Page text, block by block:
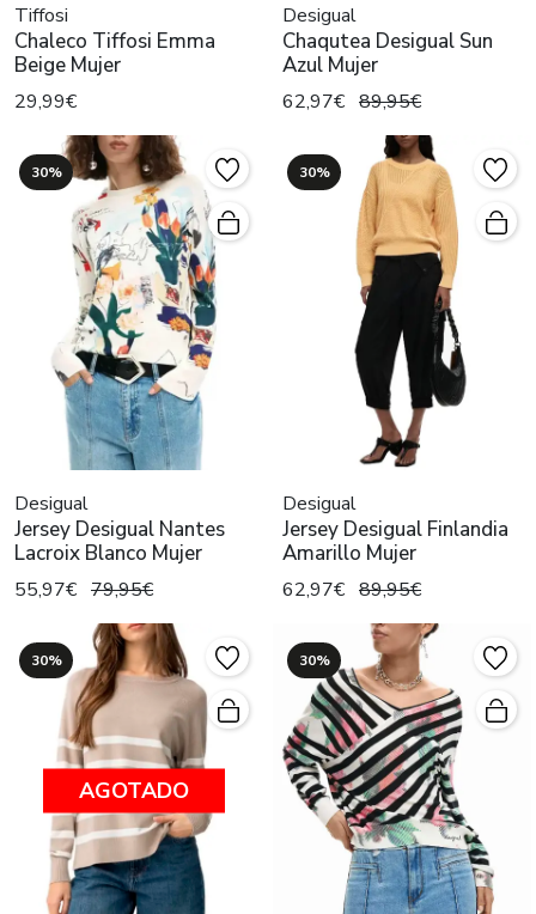
Tiffosi
Chaleco Tiffosi Emma
Beige Mujer
29,99€
Desigual
Chaqutea Desigual Sun
Azul Mujer
62,97€ 89,95€
30%
Desigual
Jersey Desigual Nantes
Lacroix Blanco Mujer
55,97€ 79,95€
30%
Desigual
Jersey Desigual Finlandia
Amarillo Mujer
62,97€ 89,95€
30%
AGOTADO
30%